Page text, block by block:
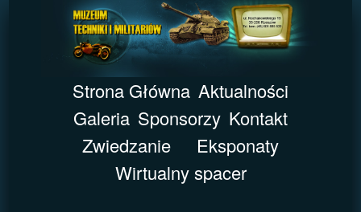
Strona Główna Aktualności
Galeria Sponsorzy Kontakt
Zwiedzanie
Eksponaty
Wirtualny spacer